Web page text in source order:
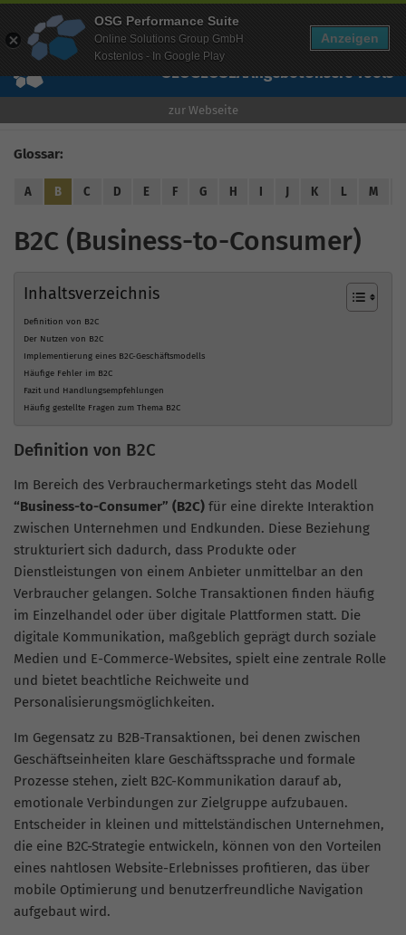
Wissen Free Checks Über uns Free Account
SEOGEOSEAAngebotUnsere Tools
zur Webseite
Glossar:
A B C D E F G H K L M
B2C (Business-to-Consumer)
Inhaltsverzeichnis
Definition von B2C
Der Nutzen von B2C
Implementierung eines B2C-Geschäftsmodells
Häufige Fehler im B2C
Fazit und Handlungsempfehlungen
Häufig gestellte Fragen zum Thema B2C
Definition von B2C
Im Bereich des Verbrauchermarketings steht das Modell
“Business-to-Consumer” (B2C) für eine direkte Interaktion
zwischen Unternehmen und Endkunden. Diese Beziehung
strukturiert sich dadurch, dass Produkte oder
Dienstleistungen von einem Anbieter unmittelbar an den
Verbraucher gelangen. Solche Transaktionen finden häufig
im Einzelhandel oder über digitale Plattformen statt. Die
digitale Kommunikation, maßgeblich geprägt durch soziale
Medien und E-Commerce-Websites, spielt eine zentrale Rolle
und bietet beachtliche Reichweite und
Personalisierungsmöglichkeiten.
Im Gegensatz zu B2B-Transaktionen, bei denen zwischen
Geschäftseinheiten klare Geschäftssprache und formale
Prozesse stehen, zielt B2C-Kommunikation darauf ab,
emotionale Verbindungen zur Zielgruppe aufzubauen.
Entscheider in kleinen und mittelständischen Unternehmen,
die eine B2C-Strategie entwickeln, können von den Vorteilen
eines nahtlosen Website-Erlebnisses profitieren, das über
mobile Optimierung und benutzerfreundliche Navigation
aufgebaut wird.
OSG Performance Suite
Online Solutions Group GmbH
Kostenlos - In Google Play
Anzeigen